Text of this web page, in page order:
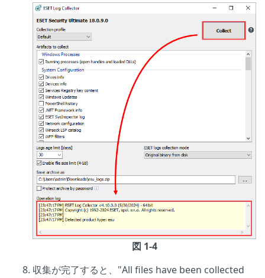
図 1-4
収集が完了すると、"All files have been collected